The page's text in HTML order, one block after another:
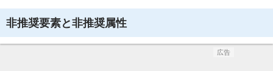
非推奨要素と非推奨属性
広告